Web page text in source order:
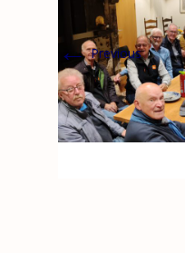
←Previous